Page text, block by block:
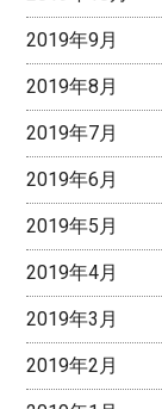
2019年9月
2019年8月
2019年7月
2019年6月
2019年5月
2019年4月
2019年3月
2019年2月